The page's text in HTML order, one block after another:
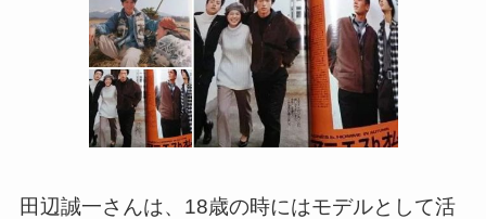
田辺誠一さんは、18歳の時にはモデルとして活